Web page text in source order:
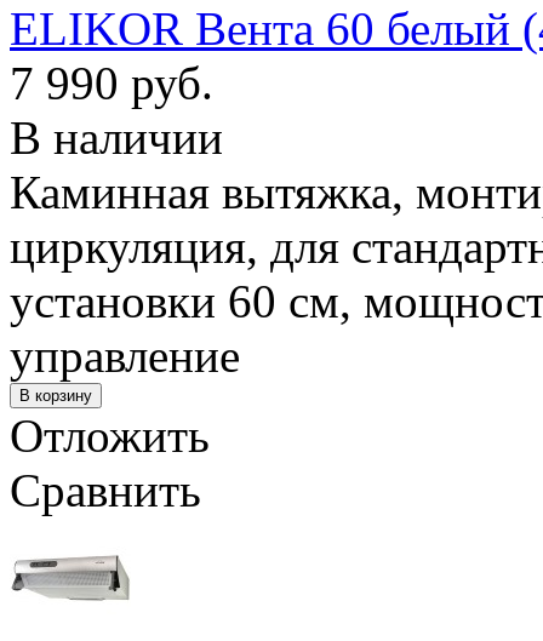
ELIKOR Вента 60 белый
7 990 руб.
В наличии
Каминная вытяжка,
циркуляция, для
установки 60 см,
управление
Отложить
Сравнить